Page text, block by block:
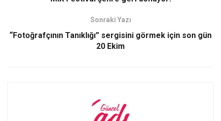
Sonraki Yazı
“Fotoğrafçının Tanıklığı” sergisini görmek için son gün
20 Ekim